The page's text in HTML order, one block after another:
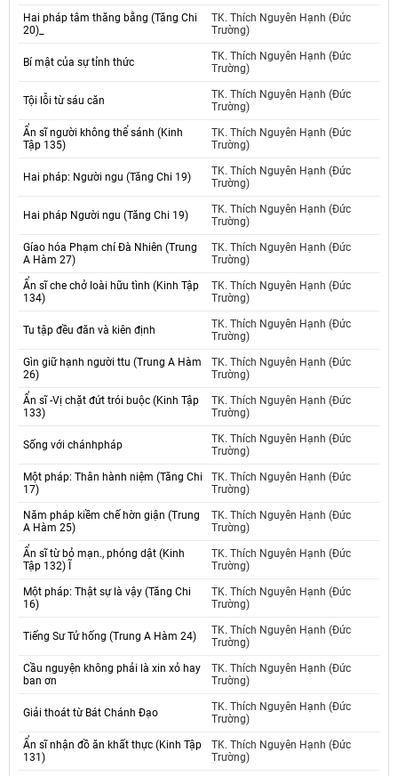
Hai pháp tâm thăng bằng (Tăng Chi
20)_
TK. Thích Nguyên Hạnh (Đức
Trường)
Bí mật của sự tỉnh thức
TK. Thích Nguyên Hạnh (Đức
Trường)
Tội lỗi từ sáu căn
TK. Thích Nguyên Hạnh (Đức
Trường)
Ẩn sĩ người không thể sánh (Kinh
Tập 135)
TK. Thích Nguyên Hạnh (Đức
Trường)
Hai pháp: Người ngu (Tăng Chi 19)
TK. Thích Nguyên Hạnh (Đức
Trường)
Hai pháp Người ngu (Tăng Chi 19)
TK. Thích Nguyên Hạnh (Đức
Trường)
Gíao hóa Phạm chí Đà Nhiên (Trung
A Hàm 27)
TK. Thích Nguyên Hạnh (Đức
Trường)
Ẩn sĩ che chở loài hữu tình (Kinh Tập
134)
TK. Thích Nguyên Hạnh (Đức
Trường)
Tu tập đều đăn và kiên định
TK. Thích Nguyên Hạnh (Đức
Trường)
Gìn giữ hạnh người ttu (Trung A Hàm
26)
TK. Thích Nguyên Hạnh (Đức
Trường)
Ẩn sĩ -Vị chặt đứt trói buộc (Kinh Tập
133)
TK. Thích Nguyên Hạnh (Đức
Trường)
Sống với chánhpháp
TK. Thích Nguyên Hạnh (Đức
Trường)
Một pháp: Thân hành niệm (Tăng Chi
17)
TK. Thích Nguyên Hạnh (Đức
Trường)
Năm pháp kiềm chế hờn giận (Trung
A Hàm 25)
TK. Thích Nguyên Hạnh (Đức
Trường)
Ẩn sĩ từ bỏ mạn., phóng dật (Kinh
Tập 132) Ĩ
TK. Thích Nguyên Hạnh (Đức
Trường)
Một pháp: Thật sự là vậy (Tăng Chi
16)
TK. Thích Nguyên Hạnh (Đức
Trường)
Tiếng Sư Tử hống (Trung A Hàm 24)
TK. Thích Nguyên Hạnh (Đức
Trường)
Cầu nguyện không phải là xin xỏ hay
ban ơn
TK. Thích Nguyên Hạnh (Đức
Trường)
Giải thoát từ Bát Chánh Đạo
TK. Thích Nguyên Hạnh (Đức
Trường)
Ẩn sĩ nhận đồ ăn khất thực (Kinh Tập
131)
TK. Thích Nguyên Hạnh (Đức
Trường)